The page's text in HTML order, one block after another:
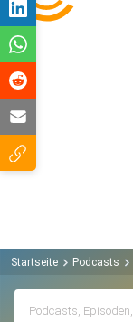
Startseite Podcasts